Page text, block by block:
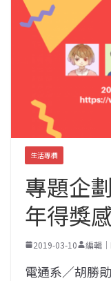
生活專欄
專題企
年得獎
2019-03-10 編輯
電通系／胡勝勛